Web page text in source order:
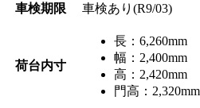
車検期限
車検あり(R9/03)
荷台内寸
長： 6,260mm
幅： 2,400mm
高： 2,420mm
門高： 2,320mm